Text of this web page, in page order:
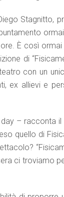
Stagnitto,
È così
di
con un
ex allievi e
day – racconta
quello di
ci troviamo